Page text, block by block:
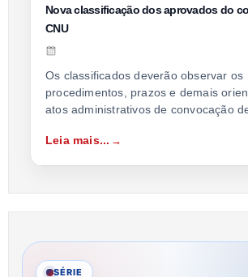
Nova classificação dos aprovados do
CNU
Os classificados deverão observar os
procedimentos, prazos e demais
atos administrativos de convocação
Leia mais...
SÉRIE